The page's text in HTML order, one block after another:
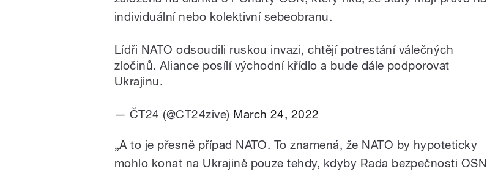
individuální nebo kolektivní sebeobranu.
Lídři NATO odsoudili ruskou invazi, chtějí potrestání válečných
zločinů. Aliance posílí východní křídlo a bude dále podporovat
Ukrajinu.
— ČT24 (@CT24zive) March 24, 2022
„A to je přesně případ NATO. To znamená, že NATO by hypoteticky
mohlo konat na Ukrajině pouze tehdy, kdyby Rada bezpečnosti OSN